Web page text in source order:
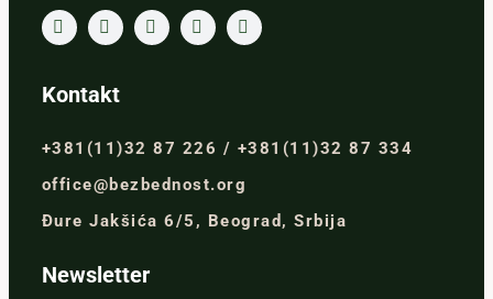
Kontakt
+381(11)32 87 226 / +381(11)32 87 334
office@bezbednost.org
Đure Jakšića 6/5, Beograd, Srbija
Newsletter